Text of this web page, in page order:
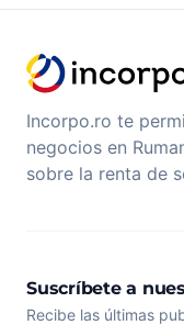
Incorpo.ro te
negocios en
sobre la renta de
Suscríbete a
Recibe las últimas